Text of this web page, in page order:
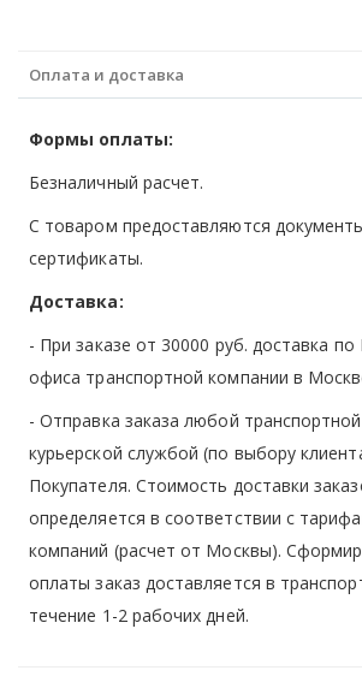
Оплата и доставка
Формы оплаты:
Безналичный расчет.
С товаром предоставляются
сертификаты.
Доставка:
- При заказе от 30000 руб. доставка
офиса транспортной компании в
- Отправка заказа любой
курьерской службой (по выбору
Покупателя. Стоимость доставки
определяется в соответствии с
компаний (расчет от Москвы).
оплаты заказ доставляется в
течение 1-2 рабочих дней.